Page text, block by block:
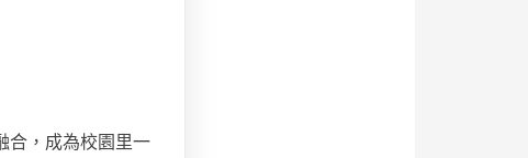
合，成為校園里一